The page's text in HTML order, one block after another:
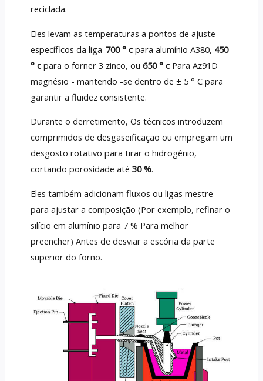
reciclada.
Eles levam as temperaturas a pontos de ajuste
específicos da liga-700 ° cpara alumínio A380, 450
° cpara o forner 3 zinco, ou 650 ° cPara Az91D
magnésio - mantendo -se dentro de ± 5 ° C para
garantir a fluidez consistente.
Durante o derretimento, Os técnicos introduzem
comprimidos de desgaseificação ou empregam um
desgosto rotativo para tirar o hidrogênio,
cortando porosidade até 30 %.
Eles também adicionam fluxos ou ligas mestre
para ajustar a composição (Por exemplo, refinar o
silício em alumínio para 7 % Para melhor
preencher) Antes de desviar a escória da parte
superior do forno.